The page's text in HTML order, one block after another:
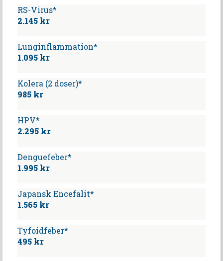
RS-Virus*
2.145 kr
Lunginflammation*
1.095 kr
Kolera (2 doser)*
985 kr
HPV*
2.295 kr
Denguefeber*
1.995 kr
Japansk Encefalit*
1.565 kr
Tyfoidfeber*
495 kr